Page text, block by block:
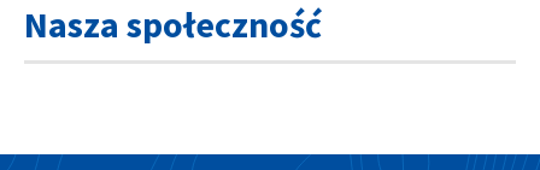
Nasza społeczność